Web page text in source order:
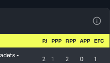
PJ PPP RPP APP EFC
-
2 1 2 0 1